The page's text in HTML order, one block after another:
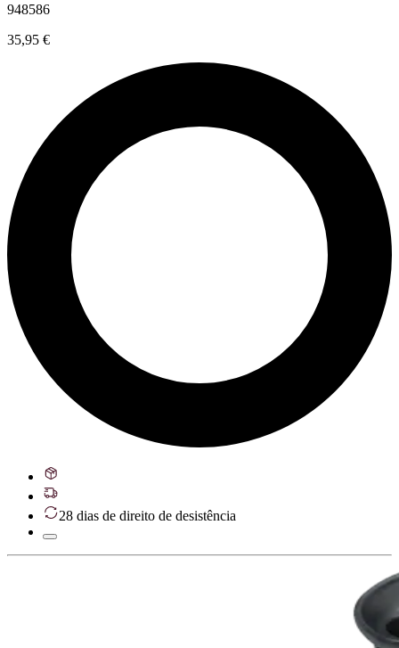
948586
35,95 €
28 dias de direito de desistência